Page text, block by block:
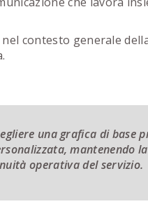
contesto generale
una grafica di base
mantenendo
operativa del servizio.